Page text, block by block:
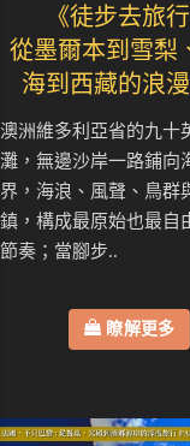
《徒步去旅行
從墨爾本到雪梨
海到西藏的浪
澳洲維多利亞省的九十
灘，無邊沙岸一路鋪向
界，海浪、風聲、鳥群
鎮，構成最原始也最自
節奏；當腳步..
瞭解更多